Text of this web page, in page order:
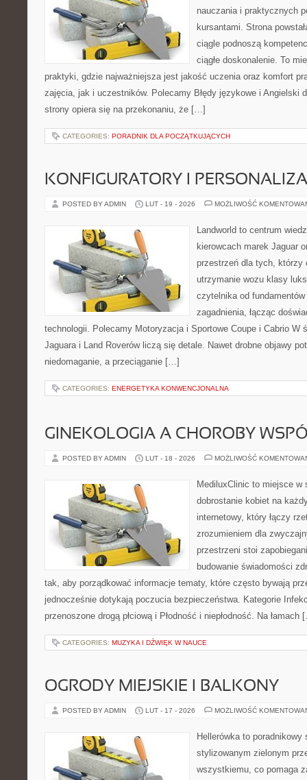
nauczania i praktycznych
kursantami. Strona
ciągle podnoszą
ciągłe doskonalenie. To
praktyki, gdzie najważniejsza jest jakość uczenia oraz komfort
zajęcia, jak i uczestników. Polecamy Błędy językowe i Angielski
strony opiera się na przekonaniu, że […]
CATEGORIES: PORADNIK DLA POCZĄTKUJĄCYCH
KONFIGURATORY I
POSTED BY ADMIN LUT - 19 - 2026 MOŻLIWOŚĆ
Landworld to centrum
kierowcach marek Jaguar
przestrzeń dla tych, którzy
utrzymanie wozu klasy
czytelnika od
zagadnienia, łącząc
technologii. Polecamy Motoryzacja i Sportowe Coupe i Cabrio W
Jaguara i Land Roverów liczą się detale. Nawet drobne objawy
niedomaganie, a przeciąganie […]
CATEGORIES: ENERGETYKA KONWENCJONALNA
GINEKOLOGIA A CHOROBY
POSTED BY ADMIN LUT - 18 - 2026 MOŻLIWOŚĆ
MediluxClinic to miejsce
dobrostanie kobiet na
internetowy, który łączy
zrozumieniem dla
przestrzeni stoi
budowanie świadomości
tak, aby porządkować informacje tematy, które często bywają
jednocześnie dotykają poczucia bezpieczeństwa. Kategorie
przenoszone drogą płciową i Płodność i niepłodność. Na łamach
CATEGORIES: MUZYKA I DŹWIĘK W NAUCE
OGRODY MIEJSKIE I BALKONY
POSTED BY ADMIN LUT - 17 - 2026 MOŻLIWOŚĆ
Hellerówka to poradnikowy
stylizowanym zielonym
wszystkiemu, co pomaga